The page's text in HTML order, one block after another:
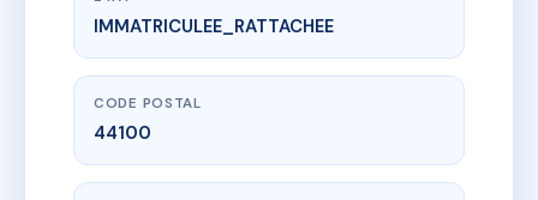
www.vme.plus/AC6822035
RUE DE THARON 2 ET 4
2 r de tharon
IMMATRICULEE_RATTACHEE
CODE POSTAL
44100